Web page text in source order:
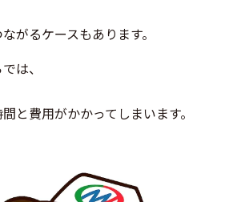
がるケースもあります。
は、
と費用がかかってしまいます。